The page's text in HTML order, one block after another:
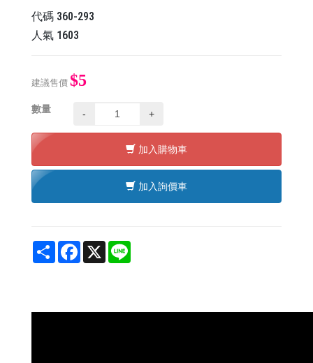
代碼 360-293
人氣 1603
建議售價 $5
數量 - +
加入購物車
加入詢價車
Share Facebook
X